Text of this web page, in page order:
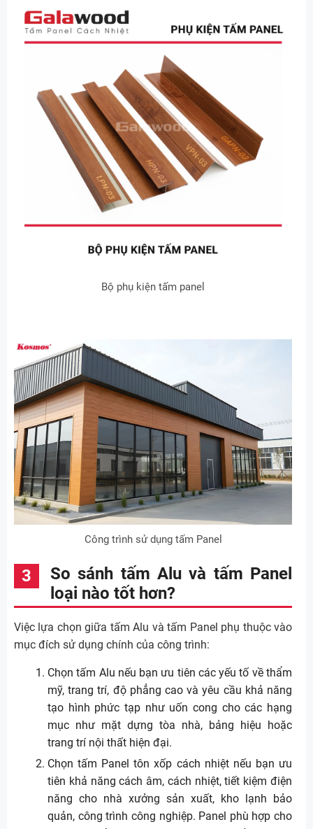
Bộ phụ kiện tấm panel
Công trình sử dụng tấm Panel
So sánh tấm Alu và tấm Panel
loại nào tốt hơn?
Việc lựa chọn giữa tấm Alu và tấm Panel phụ thuộc vào
mục đích sử dụng chính của công trình:
Chọn tấm Alu nếu bạn ưu tiên các yếu tố về thẩm
mỹ, trang trí, độ phẳng cao và yêu cầu khả năng
tạo hình phức tạp như uốn cong cho các hạng
mục như mặt dựng tòa nhà, bảng hiệu hoặc
trang trí nội thất hiện đại.
Chọn tấm Panel tôn xốp cách nhiệt nếu bạn ưu
tiên khả năng cách âm, cách nhiệt, tiết kiệm điện
năng cho nhà xưởng sản xuất, kho lạnh bảo
quản, công trình công nghiệp. Panel phù hợp cho